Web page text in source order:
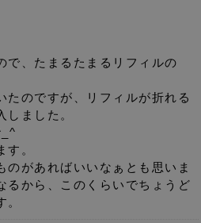
で、たまるたまるリフィルの
たのですが、リフィルが折れる
ました。
。
のがあればいいなぁとも思いま
るから、このくらいでちょうど